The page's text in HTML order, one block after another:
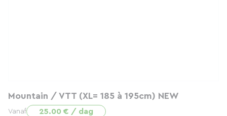
Mountain / VTT (XL= 185 à 195cm) NEW
Vanaf 25.00 € / dag